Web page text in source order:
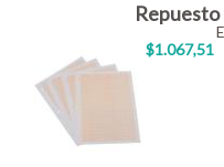
$1.067,51